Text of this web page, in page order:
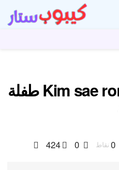
كيم ساي رون Kim sae ron طفلة
0 نقاط 0
424